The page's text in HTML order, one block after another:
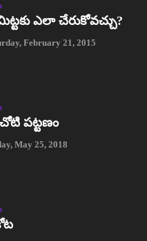
ఎలా చేరుకోవచ్చు?
February 21, 2015
పట్టణం
May 25, 2018